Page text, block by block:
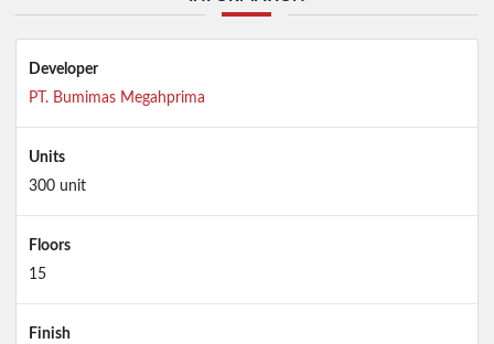
Developer
PT. Bumimas Megahprima
Units
300 unit
Floors
15
Finish